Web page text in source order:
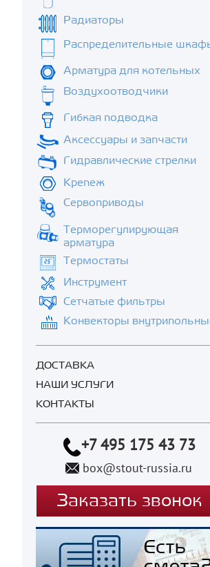
Радиаторы
Распределительные
Арматура для котельных
Воздухоотводчики
Гибкая подводка
Аксессуары и запчасти
Гидравлические стрелки
Крепеж
Сервоприводы
Терморегулирующая
арматура
Термостаты
Инструмент
Сетчатые фильтры
Конвекторы
ДОСТАВКА
НАШИ УСЛУГИ
КОНТАКТЫ
+7 495 175 43 73
box@stout-russia.ru
Заказать звонок